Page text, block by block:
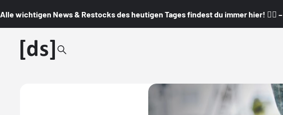
Alle wichtigen News & Restocks des heutigen Tages findest du immer hier! 👇🏼 –